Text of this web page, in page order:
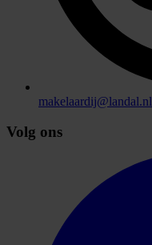
makelaardij@landal.nl
Volg ons